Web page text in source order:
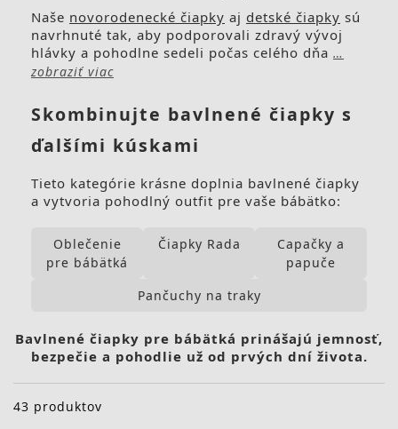
Naše novorodenecké čiapky aj detské čiapky sú
navrhnuté tak, aby podporovali zdravý vývoj
hlávky a pohodlne sedeli počas celého dňa …
zobraziť viac
Skombinujte bavlnené čiapky s
ďalšími kúskami
Tieto kategórie krásne doplnia bavlnené čiapky
a vytvoria pohodlný outfit pre vaše bábätko:
Oblečenie
pre bábätká
Čiapky Rada
Capačky a
papuče
Pančuchy na traky
Bavlnené čiapky pre bábätká prinášajú jemnosť,
bezpečie a pohodlie už od prvých dní života.
43 produktov